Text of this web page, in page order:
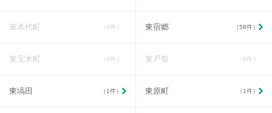
東木代町 （0件） 東宿郷 （58件）
東宝木町 （0件） 東戸祭 （0件）
東塙田 （1件） 東原町 （1件）